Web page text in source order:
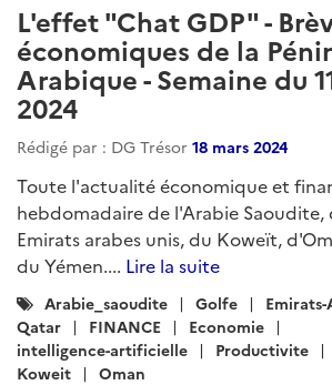
L'effet "Chat GDP" -
économiques de la
Arabique - Semaine du
2024
Rédigé par : DG Trésor 18 mars 2024
Toute l'actualité économique et
hebdomadaire de l'Arabie Saoudite,
Emirats arabes unis, du Koweït,
du Yémen.... Lire la suite
Catégories
:
Arabie_saoudite Golfe
Emirats-
Qatar
FINANCE
Economie
intelligence-artificielle
Productivite
Koweit
Oman